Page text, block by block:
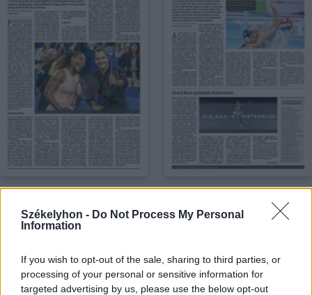
Székelyhon - Do Not Process My Personal
Information
If you wish to opt-out of the sale, sharing to third parties, or
processing of your personal or sensitive information for
targeted advertising by us, please use the below opt-out
PDF LETÖLTÉSE